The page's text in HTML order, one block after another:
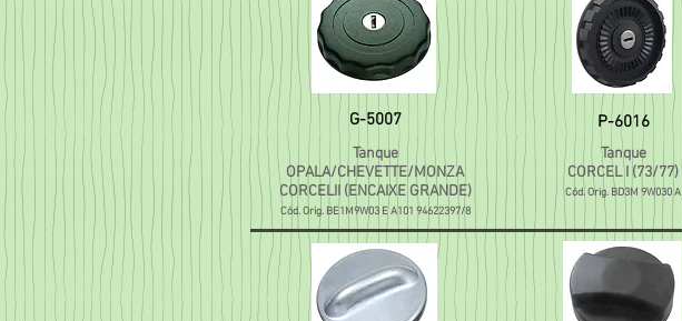
G-5007
Tanque
OPALA/CHEVETTE/MONZA
CORCELII (ENCAIXE GRANDE)
Cód. Orig. BE1M9W03 E A101 94622397/8
P-6016
Tanque
CORCEL I (73/77)
Cód. Orig. BD3M 9W030 A